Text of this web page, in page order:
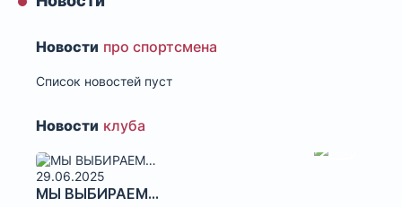
Новости про спортсмена
Список новостей пуст
Новости клуба
29.06.2025
МЫ ВЫБИРАЕМ…